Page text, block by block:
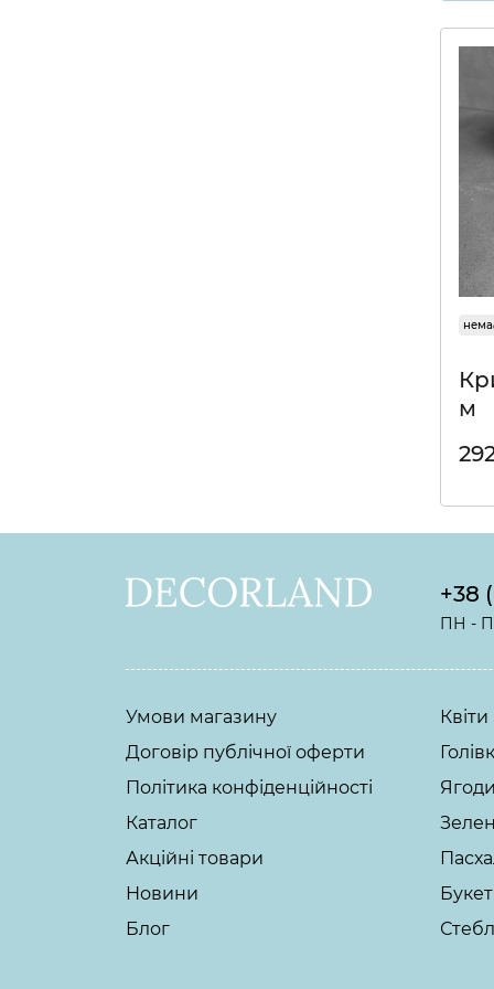
м
+38
ПН -
Умови магазину
Договір публічної оферти
Політика конфіденційності
Каталог
Акційні товари
Новини
Блог